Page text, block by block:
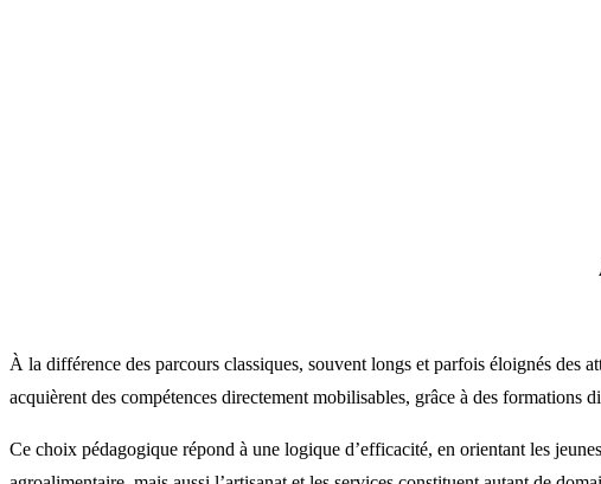
À la différence des parcours classiques, souvent longs et parfois éloignés des
acquièrent des compétences directement mobilisables, grâce à des formations
Ce choix pédagogique répond à une logique d’efficacité, en orientant les